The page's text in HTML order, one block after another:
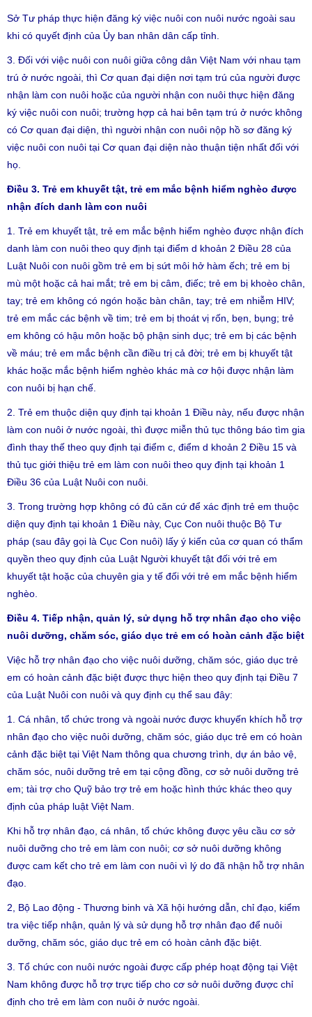
Sở Tư pháp thực hiện đăng ký việc nuôi con nuôi nước ngoài sau
khi có quyết định của Ủy ban nhân dân cấp tỉnh.
3. Đối với việc nuôi con nuôi giữa công dân Việt Nam với nhau tạm
trú ở nước ngoài, thì Cơ quan đại diện nơi tạm trú của người được
nhận làm con nuôi hoặc của người nhận con nuôi thực hiện đăng
ký việc nuôi con nuôi; trường hợp cả hai bên tạm trú ở nước không
có Cơ quan đại diện, thì người nhận con nuôi nộp hồ sơ đăng ký
việc nuôi con nuôi tại Cơ quan đại diện nào thuận tiện nhất đối với
họ.
Điều 3. Trẻ em khuyết tật, trẻ em mắc bệnh hiểm nghèo được
nhận đích danh làm con nuôi
1. Trẻ em khuyết tật, trẻ em mắc bệnh hiểm nghèo được nhận đích
danh làm con nuôi theo quy định tại điểm d khoản 2 Điều 28 của
Luật Nuôi con nuôi gồm trẻ em bị sứt môi hở hàm ếch; trẻ em bị
mù một hoặc cả hai mắt; trẻ em bị câm, điếc; trẻ em bị khoèo chân,
tay; trẻ em không có ngón hoặc bàn chân, tay; trẻ em nhiễm HIV;
trẻ em mắc các bệnh về tim; trẻ em bị thoát vị rốn, bẹn, bụng; trẻ
em không có hậu môn hoặc bộ phận sinh dục; trẻ em bị các bệnh
về máu; trẻ em mắc bệnh cần điều trị cả đời; trẻ em bị khuyết tật
khác hoặc mắc bệnh hiểm nghèo khác mà cơ hội được nhận làm
con nuôi bị hạn chế.
2. Trẻ em thuộc diện quy định tại khoản 1 Điều này, nếu được nhận
làm con nuôi ở nước ngoài, thì được miễn thủ tục thông báo tìm gia
đình thay thế theo quy định tại điểm c, điểm d khoản 2 Điều 15 và
thủ tục giới thiệu trẻ em làm con nuôi theo quy định tại khoản 1
Điều 36 của Luật Nuôi con nuôi.
3. Trong trường hợp không có đủ căn cứ để xác định trẻ em thuộc
diện quy định tại khoản 1 Điều này, Cục Con nuôi thuộc Bộ Tư
pháp (sau đây gọi là Cục Con nuôi) lấy ý kiến của cơ quan có thẩm
quyền theo quy định của Luật Người khuyết tật đối với trẻ em
khuyết tật hoặc của chuyên gia y tế đối với trẻ em mắc bệnh hiểm
nghèo.
Điều 4. Tiếp nhận, quản lý, sử dụng hỗ trợ nhân đạo cho việc
nuôi dưỡng, chăm sóc, giáo dục trẻ em có hoàn cảnh đặc biệt
Việc hỗ trợ nhân đạo cho việc nuôi dưỡng, chăm sóc, giáo dục trẻ
em có hoàn cảnh đặc biệt được thực hiện theo quy định tại Điều 7
của Luật Nuôi con nuôi và quy định cụ thể sau đây:
1. Cá nhân, tổ chức trong và ngoài nước được khuyến khích hỗ trợ
nhân đạo cho việc nuôi dưỡng, chăm sóc, giáo dục trẻ em có hoàn
cảnh đặc biệt tại Việt Nam thông qua chương trình, dự án bảo vệ,
chăm sóc, nuôi dưỡng trẻ em tại cộng đồng, cơ sở nuôi dưỡng trẻ
em; tài trợ cho Quỹ bảo trợ trẻ em hoặc hình thức khác theo quy
định của pháp luật Việt Nam.
Khi hỗ trợ nhân đạo, cá nhân, tổ chức không được yêu cầu cơ sở
nuôi dưỡng cho trẻ em làm con nuôi; cơ sở nuôi dưỡng không
được cam kết cho trẻ em làm con nuôi vì lý do đã nhận hỗ trợ nhân
đạo.
2, Bộ Lao động - Thương binh và Xã hội hướng dẫn, chỉ đạo, kiểm
tra việc tiếp nhận, quản lý và sử dụng hỗ trợ nhân đạo để nuôi
dưỡng, chăm sóc, giáo dục trẻ em có hoàn cảnh đặc biệt.
3. Tổ chức con nuôi nước ngoài được cấp phép hoạt động tại Việt
Nam không được hỗ trợ trực tiếp cho cơ sở nuôi dưỡng được chỉ
định cho trẻ em làm con nuôi ở nước ngoài.